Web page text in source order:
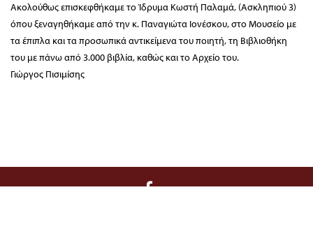
Ακολούθως επισκεφθήκαμε το Ίδρυμα Κωστή Παλαμά, (Ασκληπιού 3)
όπου ξεναγηθήκαμε από την κ. Παναγιώτα Ιονέσκου, στο Μουσείο με
τα έπιπλα και τα προσωπικά αντικείμενα του ποιητή, τη Βιβλιοθήκη
του με πάνω από 3.000 βιβλία, καθώς και το Αρχείο του.
Γιώργος Πισιμίσης